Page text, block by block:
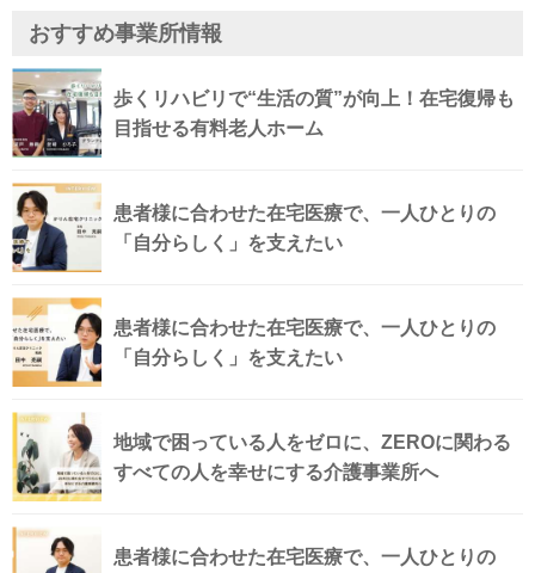
おすすめ事業所情報
歩くリハビリで“生活の質”が向上！在宅復帰も
目指せる有料老人ホーム
患者様に合わせた在宅医療で、一人ひとりの
「自分らしく」を支えたい
患者様に合わせた在宅医療で、一人ひとりの
「自分らしく」を支えたい
地域で困っている人をゼロに、ZEROに関わる
すべての人を幸せにする介護事業所へ
患者様に合わせた在宅医療で、一人ひとりの